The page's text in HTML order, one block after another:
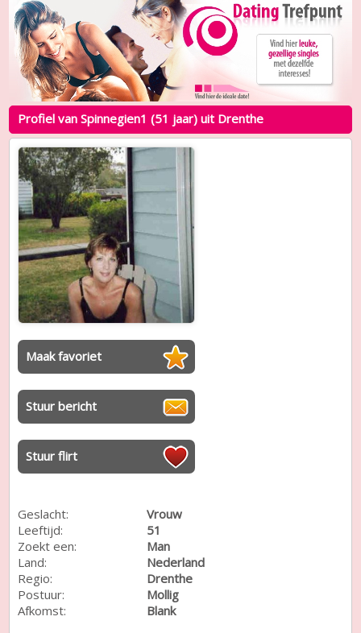
Profiel van Spinnegien1 (51 jaar) uit Drenthe
Maak favoriet
Stuur bericht
Stuur flirt
Geslacht:
Vrouw
Leeftijd:
51
Zoekt een:
Man
Land:
Nederland
Regio:
Drenthe
Postuur:
Mollig
Afkomst:
Blank